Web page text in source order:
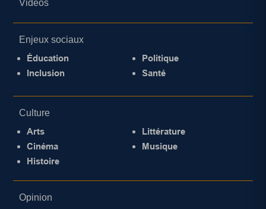
Vidéos
Enjeux sociaux
Éducation
Inclusion
Politique
Santé
Culture
Arts
Cinéma
Histoire
Littérature
Musique
Opinion